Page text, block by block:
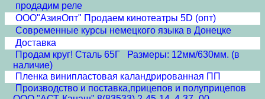
продадим реле
ООО"АзияОпт" Продаем кинотеатры 5D (опт)
Современные курсы немецкого языка в Донецке
Доставка
Продам круг! Сталь 65Г Размеры: 12мм/630мм. (в
наличие)
Пленка винипластовая каландрированная ПП
Производство и поставка,прицепов и полуприцепов